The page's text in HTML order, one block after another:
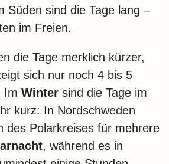
Süden sind die Tage lang –
im Freien.
die Tage merklich kürzer,
sich nur noch 4 bis 5
Im Winter sind die Tage im
kurz: In Nordschweden
des Polarkreises für mehrere
, während es in